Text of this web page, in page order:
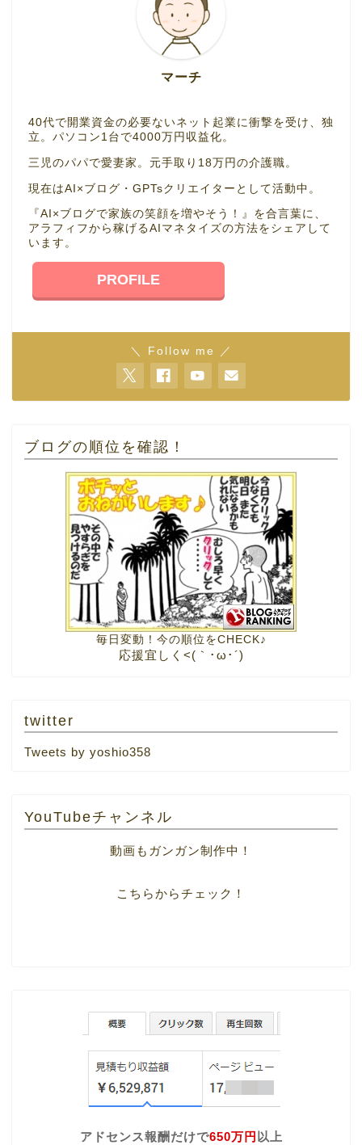
マーチ
40代で開業資金の必要ないネット起業に衝撃を受け、独
立。パソコン1台で4000万円収益化。
三児のパパで愛妻家。元手取り18万円の介護職。
現在はAI×ブログ・GPTsクリエイターとして活動中。
『AI×ブログで家族の笑顔を増やそう！』を合言葉に、
アラフィフから稼げるAIマネタイズの方法をシェアして
います。
PROFILE
＼ Follow me ／
ブログの順位を確認！
毎日変動！今の順位をCHECK♪
応援宜しく<(｀･ω･´)
twitter
Tweets by yoshio358
YouTubeチャンネル
動画もガンガン制作中！
こちらからチェック！
アドセンス報酬だけで650万円 以上